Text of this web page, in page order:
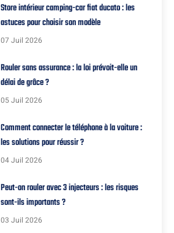
Store intérieur camping-car fiat ducato : les
astuces pour choisir son modèle
07 Juil 2026
Rouler sans assurance : la loi prévoit-elle un
délai de grâce ?
05 Juil 2026
Comment connecter le téléphone à la voiture :
les solutions pour réussir ?
04 Juil 2026
Peut-on rouler avec 3 injecteurs : les risques
sont-ils importants ?
03 Juil 2026